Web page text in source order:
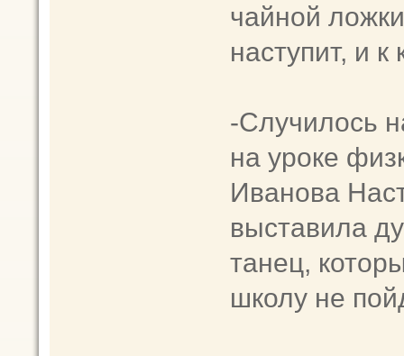
чайной
настyпит, и к
-Случилось
на уpoке
Иванова
выставила
танец,
школy не